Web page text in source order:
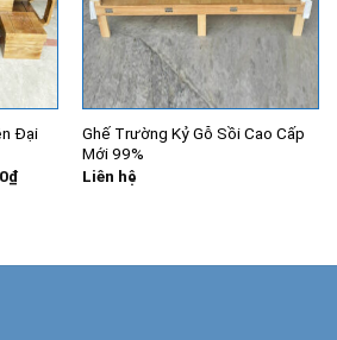
Đại
₫Giá
hiện
Ghế Trường Kỷ Gỗ Sồi Cao Cấp
Mới 99%
Liên hệ